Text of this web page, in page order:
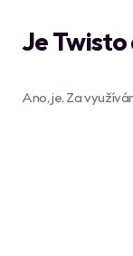
Je
Ano, je. Za